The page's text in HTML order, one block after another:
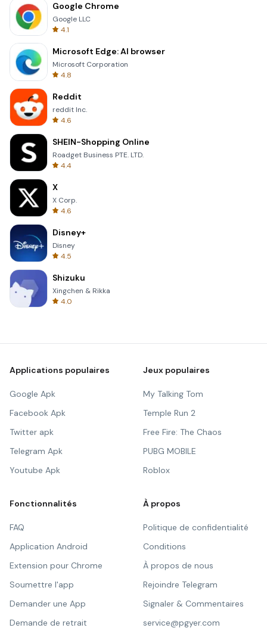
Google Chrome
Google LLC
4.1
Microsoft Edge: AI browser
Microsoft Corporation
4.8
Reddit
reddit Inc.
4.6
SHEIN-Shopping Online
Roadget Business PTE. LTD.
4.4
X
X Corp.
4.6
Disney+
Disney
4.5
Shizuku
Xingchen & Rikka
4.0
Applications populaires
Google Apk
Facebook Apk
Twitter apk
Telegram Apk
Youtube Apk
Jeux populaires
My Talking Tom
Temple Run 2
Free Fire: The Chaos
PUBG MOBILE
Roblox
Fonctionnalités
FAQ
Application Android
Extension pour Chrome
Soumettre l'app
Demander une App
Demande de retrait
À propos
Politique de confidentialité
Conditions
À propos de nous
Rejoindre Telegram
Signaler & Commentaires
service@pgyer.com